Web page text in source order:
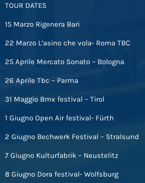
TOUR DATES
15 Marzo Rigenera Bari
22 Marzo L’asino che vola- Roma TBC
25 Aprile Mercato Sonato – Bologna
26 Aprile Tbc – Parma
31 Maggio Bmx festival – Tirol
1 Giugno Open Air festival- Fürth
2 Giugno Bechwerk Festival – Stralsund
7 Giugno Kulturfabrik – Neustelitz
8 Giugno Dora festival- Wolfsburg